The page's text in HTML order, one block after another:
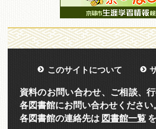
このサイトについて
資料のお問い合わせ、ご相談、
各図書館にお問い合わせください。
各図書館の連絡先は 図書館一覧